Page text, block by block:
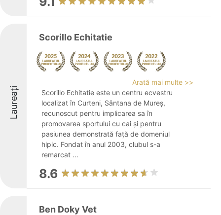
Laureați
Scorillo Echitatie
Arată mai multe >>
Scorillo Echitatie este un centru ecvestru
localizat în Curteni, Sântana de Mureș,
recunoscut pentru implicarea sa în
promovarea sportului cu cai și pentru
pasiunea demonstrată față de domeniul
hipic. Fondat în anul 2003, clubul s-a
remarcat ...
8.6
Ben Doky Vet